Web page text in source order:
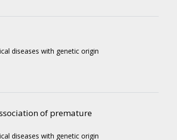
diseases with genetic origin
of premature
diseases with genetic origin